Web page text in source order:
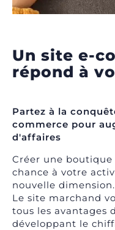
Un site e-
répond à
Partez à la
commerce pour
d'affaires
Créer une
chance à votre
nouvelle dimension.
Le site marchand
tous les avantages
développant le